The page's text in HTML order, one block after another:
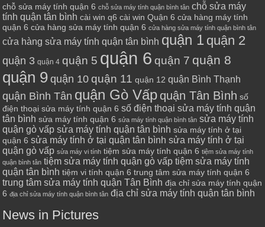
chỗ sửa máy tính quận 6 chỗ sửa máy tính quận bình tân chỗ sửa máy
tính quận tân bình cài win q6 cài win Quận 6 cửa hàng máy tính
quận 6 cửa hàng sửa máy tính quận 6 cửa hàng sửa máy tính quận bình tân
cửa hàng sửa máy tính quận tân bình quận 1 quận 2
quận 3 quận 4 quận 5 quận 6 quận 7 quận 8
quận 9 quận 10 quận 11 quận 12 quận Bình Thạnh
quận Bình Tân quận Gò Vấp quận Tân Bình số
điện thoại sửa máy tính quận 6 số điện thoại sửa máy tính quận
tân bình sửa máy tính quận 6 sửa máy tính quận bình tân sửa máy tính
quận gò vấp sửa máy tính quận tân bình sửa máy tính ở tại
quận 6 sửa máy tính ở tại quận tân bình sửa máy tính ở tại
quận gò vấp sửa máy vi tính tiệm sửa máy tính quận 6 tiệm sửa máy tính
quận bình tân tiệm sửa máy tính quận gò vấp tiệm sửa máy tính
quận tân bình tiệm vi tính quận 6 trung tâm sửa máy tính quận 6
trung tâm sửa máy tính quận Tân Bình địa chỉ sửa máy tính quận
6 địa chỉ sửa máy tính quận bình tân địa chỉ sửa máy tính quận tân bình
News in Pictures